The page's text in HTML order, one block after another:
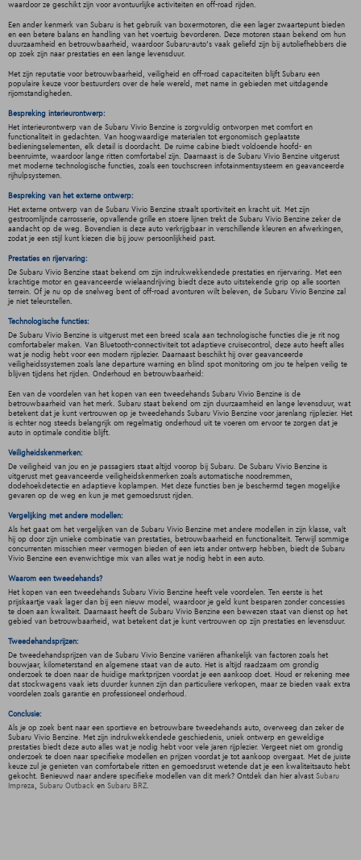
waardoor ze geschikt zijn voor avontuurlijke activiteiten en off-road rijden.
Een ander kenmerk van Subaru is het gebruik van boxermotoren, die een lager zwaartepunt bieden
en een betere balans en handling van het voertuig bevorderen. Deze motoren staan bekend om hun
duurzaamheid en betrouwbaarheid, waardoor Subaru-auto's vaak geliefd zijn bij autoliefhebbers die
op zoek zijn naar prestaties en een lange levensduur.
Met zijn reputatie voor betrouwbaarheid, veiligheid en off-road capaciteiten blijft Subaru een
populaire keuze voor bestuurders over de hele wereld, met name in gebieden met uitdagende
rijomstandigheden.
Bespreking interieurontwerp:
Het interieurontwerp van de Subaru Vivio Benzine is zorgvuldig ontworpen met comfort en
functionaliteit in gedachten. Van hoogwaardige materialen tot ergonomisch geplaatste
bedieningselementen, elk detail is doordacht. De ruime cabine biedt voldoende hoofd- en
beenruimte, waardoor lange ritten comfortabel zijn. Daarnaast is de Subaru Vivio Benzine uitgerust
met moderne technologische functies, zoals een touchscreen infotainmentsysteem en geavanceerde
rijhulpsystemen.
Bespreking van het externe ontwerp:
Het externe ontwerp van de Subaru Vivio Benzine straalt sportiviteit en kracht uit. Met zijn
gestroomlijnde carrosserie, opvallende grille en stoere lijnen trekt de Subaru Vivio Benzine zeker de
aandacht op de weg. Bovendien is deze auto verkrijgbaar in verschillende kleuren en afwerkingen,
zodat je een stijl kunt kiezen die bij jouw persoonlijkheid past.
Prestaties en rijervaring:
De Subaru Vivio Benzine staat bekend om zijn indrukwekkendede prestaties en rijervaring. Met een
krachtige motor en geavanceerde wielaandrijving biedt deze auto uitstekende grip op alle soorten
terrein. Of je nu op de snelweg bent of off-road avonturen wilt beleven, de Subaru Vivio Benzine zal
je niet teleurstellen.
Technologische functies:
De Subaru Vivio Benzine is uitgerust met een breed scala aan technologische functies die je rit nog
comfortabeler maken. Van Bluetooth-connectiviteit tot adaptieve cruisecontrol, deze auto heeft alles
wat je nodig hebt voor een modern rijplezier. Daarnaast beschikt hij over geavanceerde
veiligheidssystemen zoals lane departure warning en blind spot monitoring om jou te helpen veilig te
blijven tijdens het rijden. Onderhoud en betrouwbaarheid:
Een van de voordelen van het kopen van een tweedehands Subaru Vivio Benzine is de
betrouwbaarheid van het merk. Subaru staat bekend om zijn duurzaamheid en lange levensduur, wat
betekent dat je kunt vertrouwen op je tweedehands Subaru Vivio Benzine voor jarenlang rijplezier. Het
is echter nog steeds belangrijk om regelmatig onderhoud uit te voeren om ervoor te zorgen dat je
auto in optimale conditie blijft.
Veiligheidskenmerken:
De veiligheid van jou en je passagiers staat altijd voorop bij Subaru. De Subaru Vivio Benzine is
uitgerust met geavanceerde veiligheidskenmerken zoals automatische noodremmen,
dodehoekdetectie en adaptieve koplampen. Met deze functies ben je beschermd tegen mogelijke
gevaren op de weg en kun je met gemoedsrust rijden.
Vergelijking met andere modellen:
Als het gaat om het vergelijken van de Subaru Vivio Benzine met andere modellen in zijn klasse, valt
hij op door zijn unieke combinatie van prestaties, betrouwbaarheid en functionaliteit. Terwijl sommige
concurrenten misschien meer vermogen bieden of een iets ander ontwerp hebben, biedt de Subaru
Vivio Benzine een evenwichtige mix van alles wat je nodig hebt in een auto.
Waarom een tweedehands?
Het kopen van een tweedehands Subaru Vivio Benzine heeft vele voordelen. Ten eerste is het
prijskaartje vaak lager dan bij een nieuw model, waardoor je geld kunt besparen zonder concessies
te doen aan kwaliteit. Daarnaast heeft de Subaru Vivio Benzine een bewezen staat van dienst op het
gebied van betrouwbaarheid, wat betekent dat je kunt vertrouwen op zijn prestaties en levensduur.
Tweedehandsprijzen:
De tweedehandsprijzen van de Subaru Vivio Benzine variëren afhankelijk van factoren zoals het
bouwjaar, kilometerstand en algemene staat van de auto. Het is altijd raadzaam om grondig
onderzoek te doen naar de huidige marktprijzen voordat je een aankoop doet. Houd er rekening mee
dat stockwagens vaak iets duurder kunnen zijn dan particuliere verkopen, maar ze bieden vaak extra
voordelen zoals garantie en professioneel onderhoud.
Conclusie:
Als je op zoek bent naar een sportieve en betrouwbare tweedehands auto, overweeg dan zeker de
Subaru Vivio Benzine. Met zijn indrukwekkendede geschiedenis, uniek ontwerp en geweldige
prestaties biedt deze auto alles wat je nodig hebt voor vele jaren rijplezier. Vergeet niet om grondig
onderzoek te doen naar specifieke modellen en prijzen voordat je tot aankoop overgaat. Met de juiste
keuze zul je genieten van comfortabele ritten en gemoedsrust wetende dat je een kwaliteitsauto hebt
gekocht. Benieuwd naar andere specifieke modellen van dit merk? Ontdek dan hier alvast Subaru
Impreza , Subaru Outback en Subaru BRZ.